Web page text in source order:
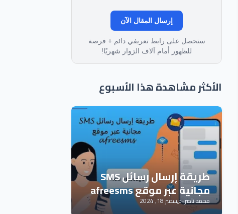
إرسال المقال الآن
ستحصل على رابط تعريفي دائم + فرصة
للظهور أمام آلاف الزوار شهريًا!
الأكثر مشاهدة هذا الأسبوع
طريقة إرسال رسائل SMS
مجانية عبر موقع afreesms
محمد ناصر-ديسمبر 18, 2024